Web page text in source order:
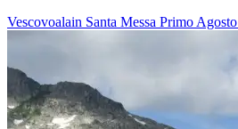
Vescovoalain Santa Messa Primo Agosto